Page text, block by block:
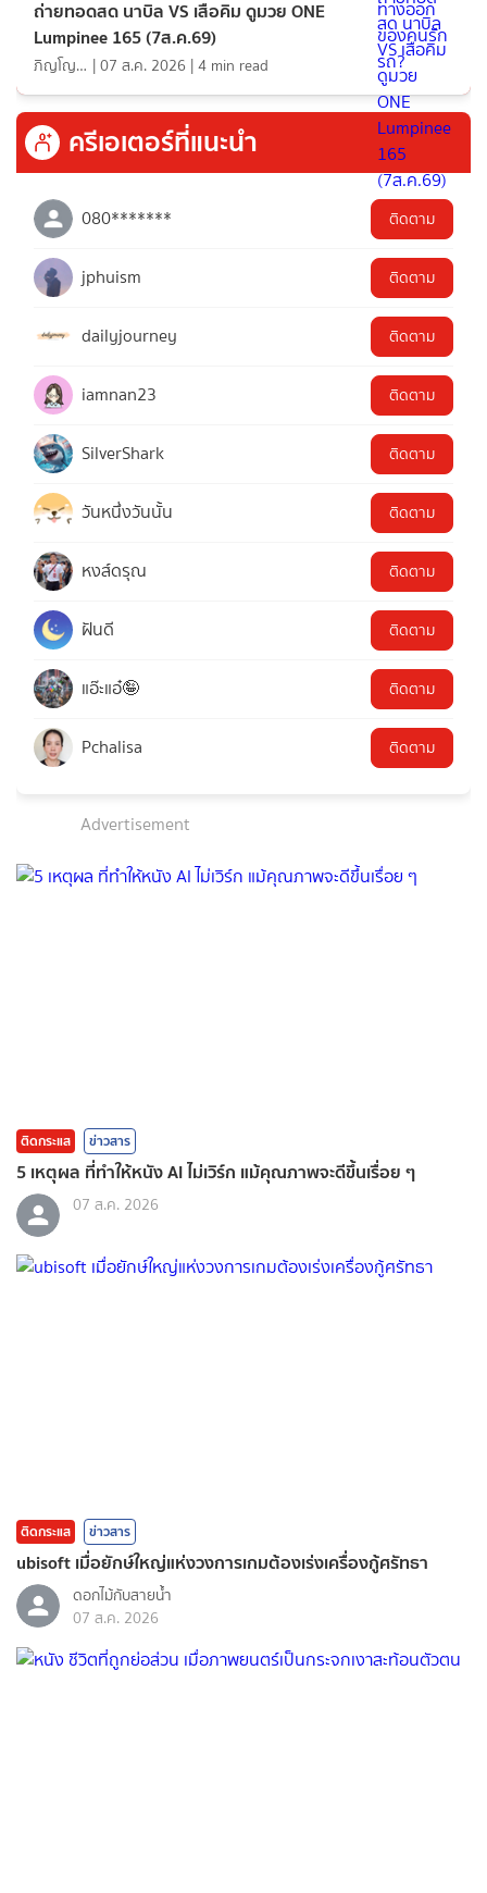
ถ่ายทอดสด นาบิล VS เสือคิม ดูมวย ONE
Lumpinee 165 (7ส.ค.69)
ภิญโญ ส่องแสง |07 ส.ค. 2026 |4 min read
ครีเอเตอร์ที่แนะนำ
080******* ติดตาม
jphuism ติดตาม
dailyjourney ติดตาม
iamnan23 ติดตาม
SilverShark ติดตาม
วันหนึ่งวันนั้น ติดตาม
หงส์ดรุณ ติดตาม
ฝันดี ติดตาม
แอ๊ะแอ๋🤪 ติดตาม
Pchalisa ติดตาม
Advertisement
ติดกระแส ข่าวสาร
5 เหตุผล ที่ทำให้หนัง AI ไม่เวิร์ก แม้คุณภาพจะดีขึ้นเรื่อย ๆ
07 ส.ค. 2026
ติดกระแส ข่าวสาร
ubisoft เมื่อยักษ์ใหญ่แห่งวงการเกมต้องเร่งเครื่องกู้ศรัทธา
ดอกไม้กับสายน้ำ
07 ส.ค. 2026